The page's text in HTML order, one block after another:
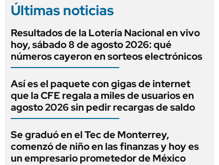
Últimas noticias
Resultados de la Lotería Nacional en vivo
hoy, sábado 8 de agosto 2026: qué
números cayeron en sorteos electrónicos
Así es el paquete con gigas de internet
que la CFE regala a miles de usuarios en
agosto 2026 sin pedir recargas de saldo
Se graduó en el Tec de Monterrey,
comenzó de niño en las finanzas y hoy es
un empresario prometedor de México